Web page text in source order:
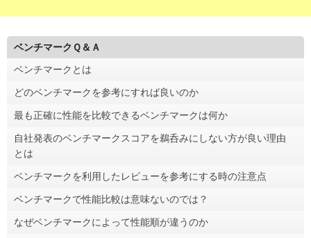
ベンチマークＱ＆Ａ
ベンチマークとは
どのベンチマークを参考にすれば良いのか
最も正確に性能を比較できるベンチマークは何か
自社発表のベンチマークスコアを鵜呑みにしない方が良い理由
とは
ベンチマークを利用したレビューを参考にする時の注意点
ベンチマークで性能比較は意味ないのでは？
なぜベンチマークによって性能順が違うのか